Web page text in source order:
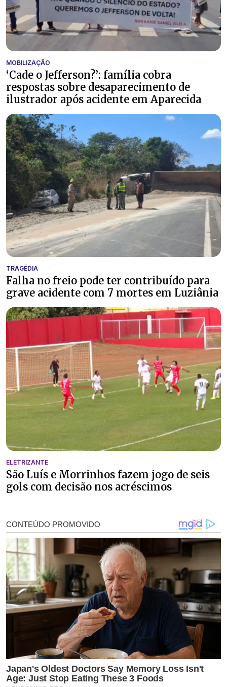
MOBILIZAÇÃO
‘Cade o Jefferson?’: família cobra
respostas sobre desaparecimento de
ilustrador após acidente em Aparecida
TRAGÉDIA
Falha no freio pode ter contribuído para
grave acidente com 7 mortes em Luziânia
ELETRIZANTE
São Luís e Morrinhos fazem jogo de seis
gols com decisão nos acréscimos